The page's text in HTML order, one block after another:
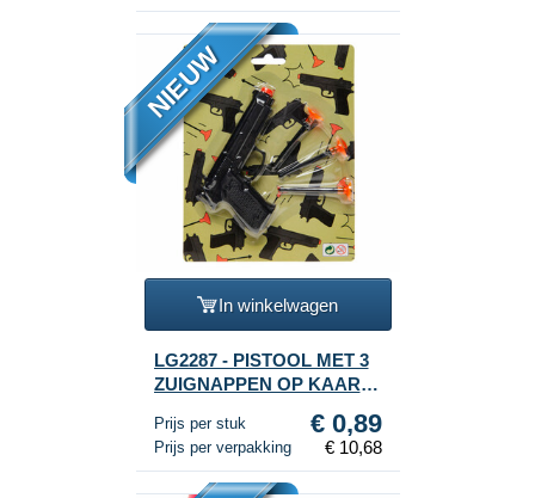
NIEUW
In winkelwagen
LG2287 - PISTOOL MET 3
ZUIGNAPPEN OP KAART
Prijs per stuk € 0,89
Prijs per verpakking € 10,68